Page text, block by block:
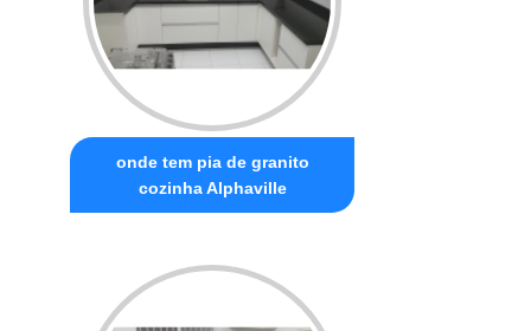
onde tem pia de granito
cozinha Alphaville